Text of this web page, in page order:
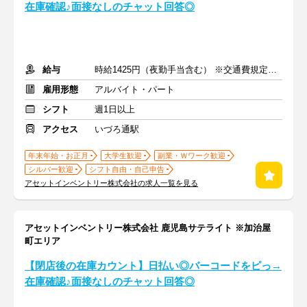
在庫確認♪面接なしのチャット回答◎
給与
時給1425円（夜勤手当含む） ※交通費規定内支給
雇用形態
アルバイト・パート
シフト
週1日以上
アクセス
いづろ通駅
年末年始・お正月 大学生歓迎
副業・Ｗワーク歓迎
シルバー歓迎
シフト自由・自己申告
アセットインベントリー株式会社の求人一覧を見る
アセットインベントリー株式会社 鹿児島サテライト ※加治屋
町エリア
【閉店後の在庫カウント】日払い◎バーコードをピっ→
在庫確認♪面接なしのチャット回答◎